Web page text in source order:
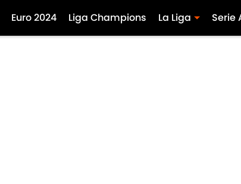
Euro 2024 Liga Champions La Liga Serie